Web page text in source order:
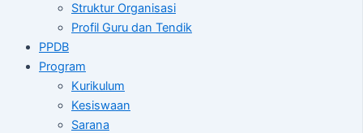
Struktur Organisasi
Profil Guru dan Tendik
PPDB
Program
Kurikulum
Kesiswaan
Sarana